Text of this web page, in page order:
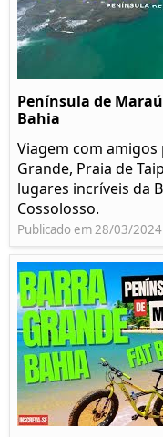
Península de
Bahia
Viagem com
Grande, Praia de
lugares incríveis da
Cossolosso.
Publicado em 28/03/2024